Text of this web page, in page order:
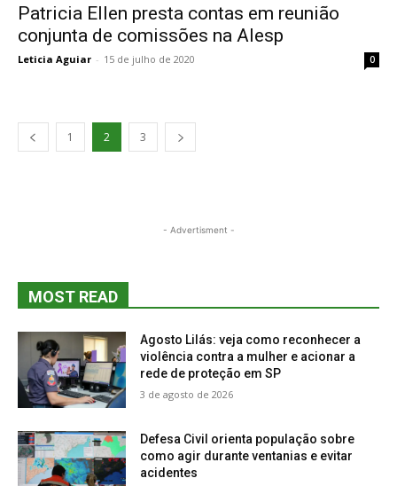
Patricia Ellen presta contas em reunião
conjunta de comissões na Alesp
Leticia Aguiar - 15 de julho de 2020 0
1 2 3
- Advertisment -
MOST READ
Agosto Lilás: veja como reconhecer a
violência contra a mulher e acionar a
rede de proteção em SP
3 de agosto de 2026
Defesa Civil orienta população sobre
como agir durante ventanias e evitar
acidentes